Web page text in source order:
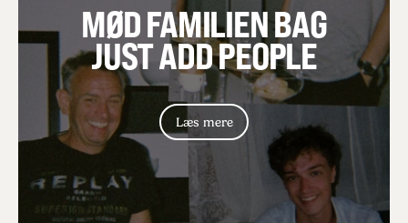
MØD FAMILIEN BAG
JUST ADD PEOPLE
Læs mere